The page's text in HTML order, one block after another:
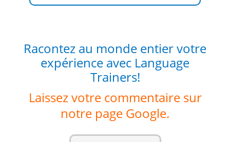
Racontez au monde entier votre
expérience avec Language
Trainers!
Laissez votre commentaire sur
notre page Google.